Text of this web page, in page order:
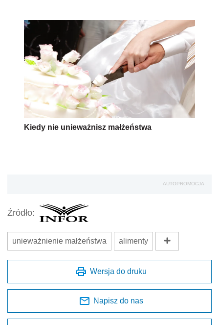
Kiedy nie unieważnisz małżeństwa
AUTOPROMOCJA
Źródło:
unieważnienie małżeństwa alimenty
Wersja do druku
Napisz do nas